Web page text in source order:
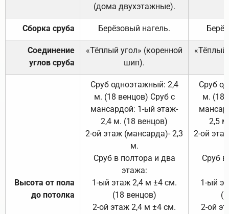
(дома двухэтажные).
Сборка сруба Берёзовый нагель.
Соединение
углов сруба
«Тёплый угол» (коренной
шип).
«Тёплый
Высота от пола
до потолка
Сруб одноэтажный: 2,4
м. (18 венцов) Сруб с
мансардой: 1-ый этаж-
2,4 м. (18 венцов)
2-ой этаж (мансарда)- 2,3
м.
Сруб в полтора и два
этажа:
1-ый этаж 2,4 м ±4 см.
(18 венцов)
2-ой этаж 2,4 м ±4 см.
Сруб
м. (18
2,5
2-ой
Сруб
1-ый
2-ой